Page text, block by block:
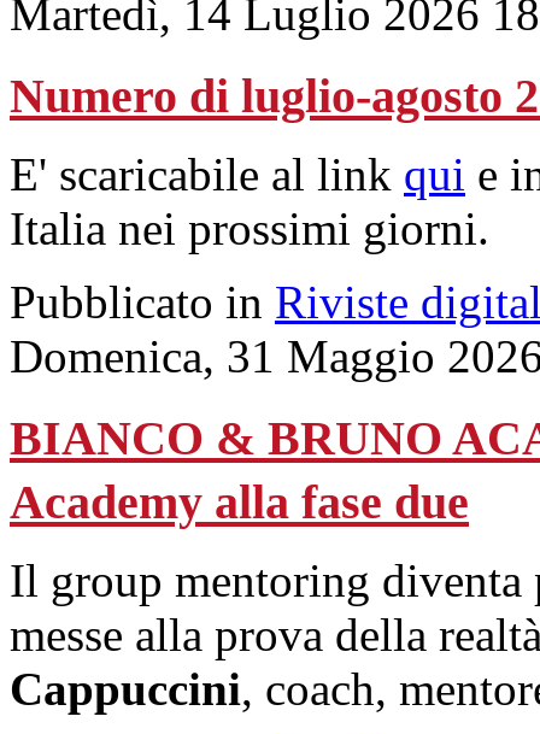
Martedì, 14 Luglio 2026
Numero di luglio-agosto
E' scaricabile al link qui e
Italia nei prossimi giorni.
Pubblicato in Riviste
Domenica, 31 Maggio
BIANCO & BRUNO
Academy alla fase due
Il group mentoring diventa
messe alla prova della
Cappuccini, coach,